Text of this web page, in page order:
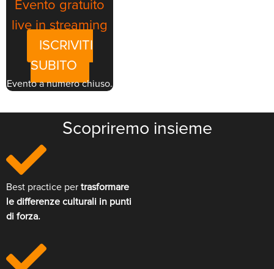
Evento gratuito
live in streaming
ISCRIVITI
SUBITO
Evento a numero chiuso.
Scopriremo insieme
Best practice per trasformare
le differenze culturali in punti
di forza.